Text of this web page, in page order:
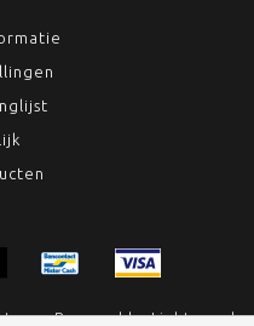
- Powered byLightspeed